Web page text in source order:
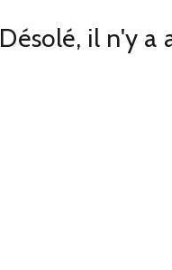
Désolé, il n'y